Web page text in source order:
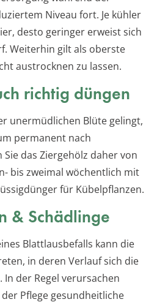
Niveau fort. Je kühler
desto geringer erweist sich
Weiterhin gilt als oberste
austrocknen zu lassen.
richtig düngen
unermüdlichen Blüte gelingt,
permanent nach
das Ziergehölz daher von
bis zweimal wöchentlich mit
für Kübelpflanzen.
& Schädlinge
Blattlausbefalls kann die
in deren Verlauf sich die
der Regel verursachen
Pflege gesundheitliche